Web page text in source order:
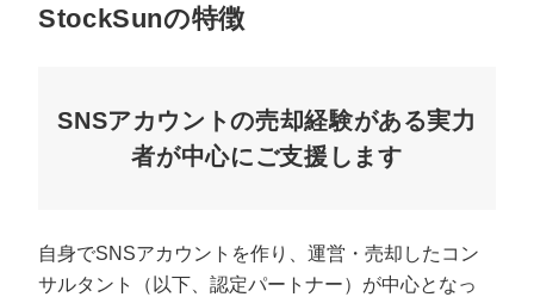
StockSunの特徴
SNSアカウントの売却経験がある実力
者が中心にご支援します
自身でSNSアカウントを作り、運営・売却したコン
サルタント（以下、認定パートナー）が中心となっ